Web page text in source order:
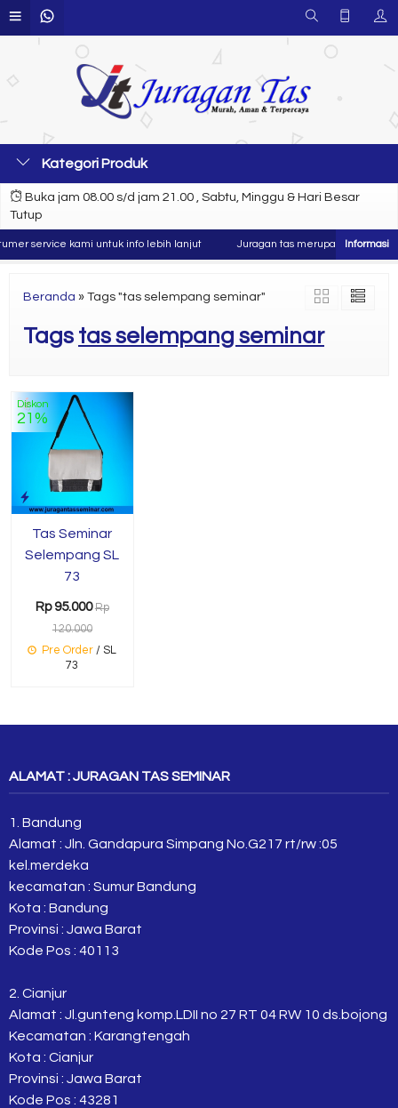
Kategori Produk
Buka jam 08.00 s/d jam 21.00 , Sabtu, Minggu & Hari Besar
Tutup
service kami untuk info lebih lanjut Juragan tas merupakan produsen
Beranda » Tags "tas selempang seminar"
Tags tas selempang seminar
Diskon
21%
Tas Seminar
Selempang SL
73
Rp 95.000 Rp
120.000
Pre Order / SL
73
ALAMAT : JURAGAN TAS SEMINAR
1. Bandung
Alamat : Jln. Gandapura Simpang No.G217 rt/rw :05
kel.merdeka
kecamatan : Sumur Bandung
Kota : Bandung
Provinsi : Jawa Barat
Kode Pos : 40113
2. Cianjur
Alamat : Jl.gunteng komp.LDII no 27 RT 04 RW 10 ds.bojong
Kecamatan : Karangtengah
Kota : Cianjur
Provinsi : Jawa Barat
Kode Pos : 43281